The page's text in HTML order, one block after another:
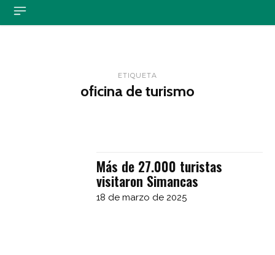
ETIQUETA
oficina de turismo
Más de 27.000 turistas
visitaron Simancas
18 de marzo de 2025